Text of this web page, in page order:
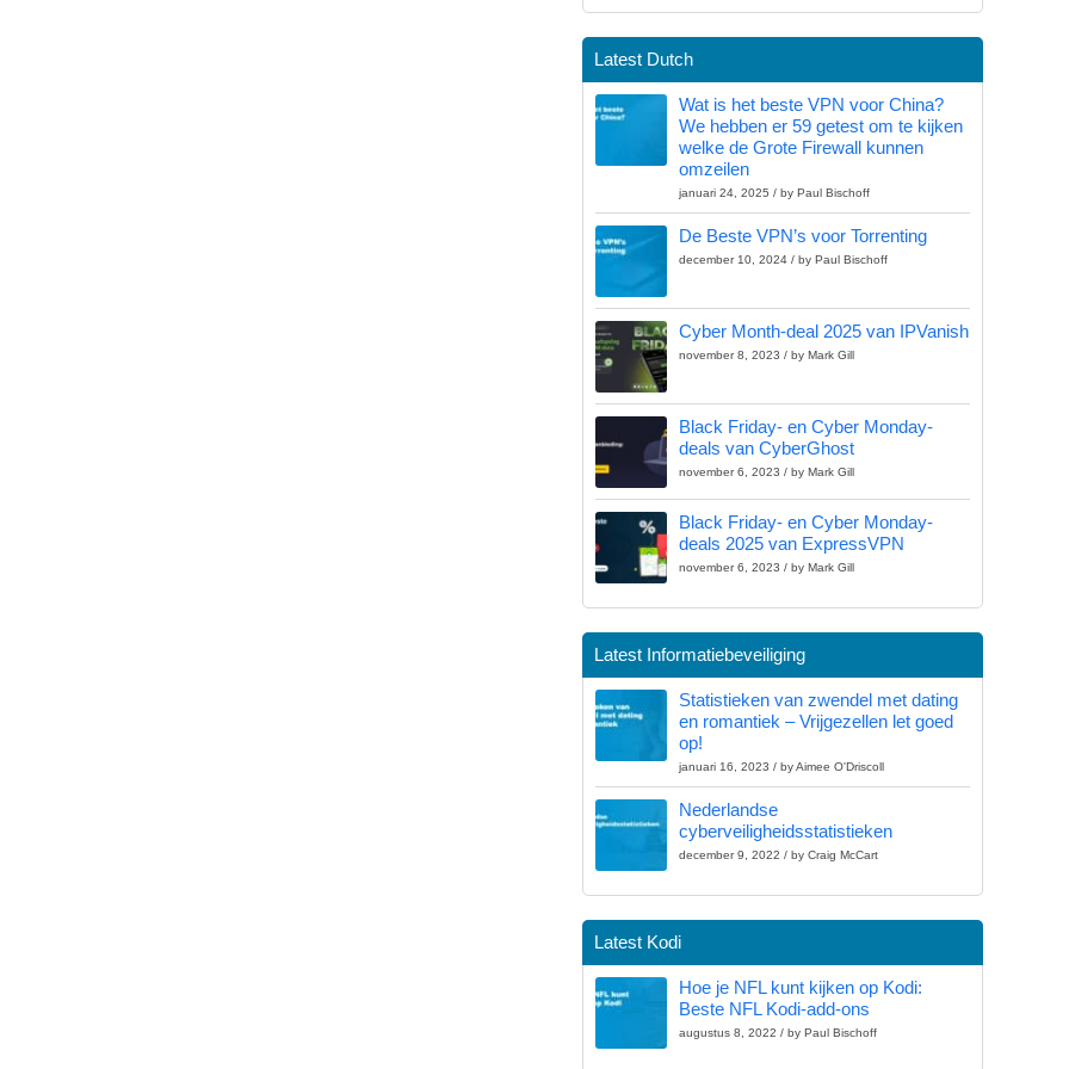
Latest Dutch
Wat is het beste VPN voor China?
We hebben er 59 getest om te kijken
welke de Grote Firewall kunnen
omzeilen
januari 24, 2025 / by Paul Bischoff
De Beste VPN’s voor Torrenting
december 10, 2024 / by Paul Bischoff
Cyber Month-deal 2025 van IPVanish
november 8, 2023 / by Mark Gill
Black Friday- en Cyber Monday-
deals van CyberGhost
november 6, 2023 / by Mark Gill
Black Friday- en Cyber Monday-
deals 2025 van ExpressVPN
november 6, 2023 / by Mark Gill
Latest Informatiebeveiliging
Statistieken van zwendel met dating
en romantiek – Vrijgezellen let goed
op!
januari 16, 2023 / by Aimee O'Driscoll
Nederlandse
cyberveiligheidsstatistieken
december 9, 2022 / by Craig McCart
Latest Kodi
Hoe je NFL kunt kijken op Kodi:
Beste NFL Kodi-add-ons
augustus 8, 2022 / by Paul Bischoff